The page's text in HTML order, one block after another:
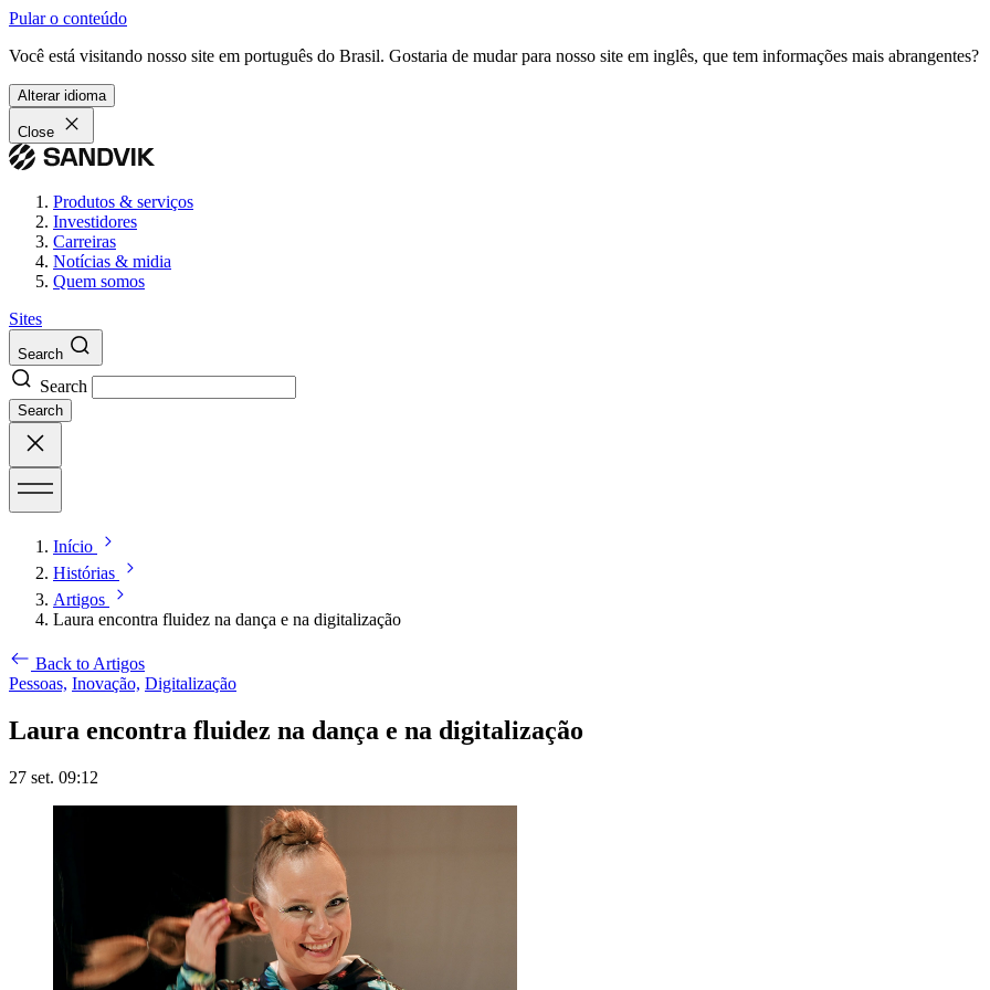
Pular o conteúdo
Você está visitando nosso site em português do Brasil. Gostaria de mudar para nosso site em inglês, que tem informações mais abrangentes?
Alterar idioma
Close
Produtos & serviços
Investidores
Carreiras
Notícias & midia
Quem somos
Sites
Search
Search
Search
Início
Histórias
Artigos
Laura encontra fluidez na dança e na digitalização
Back to Artigos
Pessoas, Inovação, Digitalização
Laura encontra fluidez na dança e na digitalização
27 set. 09:12